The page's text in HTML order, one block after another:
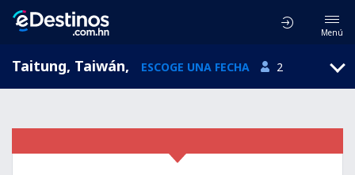
Menú
Taitung, Taiwán, ESCOGE UNA FECHA 2